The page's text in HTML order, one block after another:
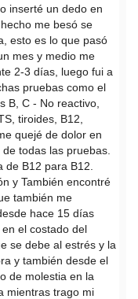
inserté un dedo en
me besó se
esto es lo que pasó
mes y medio me
2-3 días, luego fui a
pruebas como el
B, C - No reactivo,
tiroides, B12,
quejé de dolor en
todas las pruebas.
B12 para B12.
y También encontré
también me
hace 15 días
el costado del
se debe al estrés y la
y también desde el
de molestia en la
mientras trago mi